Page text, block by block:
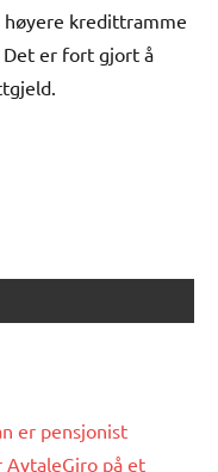
høyere kredittramme
Det er fort gjort å
er pensjonist
AvtaleGiro på et